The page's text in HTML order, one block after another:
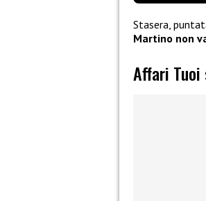
Stasera,
Martino non
Affari Tuoi